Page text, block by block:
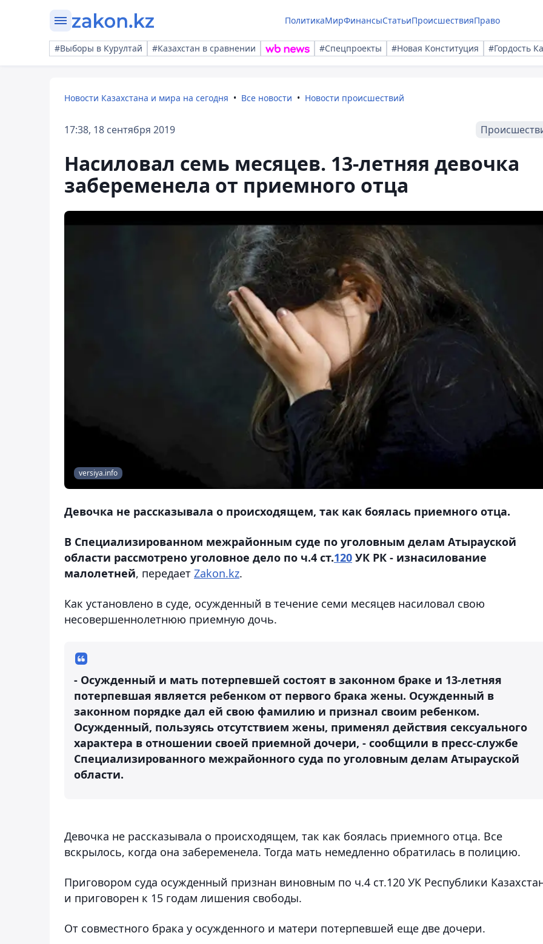
ПолитикаМирФинансыСтатьиПроисшествияПраво
#Выборы в Курултай #Казахстан в сравнении #Спецпроекты #Новая Конституция #Гордость
Новости Казахстана и мира на сегодня Все новости Новости происшествий
17:38, 18 сентября 2019
Насиловал семь месяцев. 13-летняя девочка
забеременела от приемного отца
versiya.info
Девочка не рассказывала о происходящем, так как боялась приемного отца.
В Специализированном межрайонным суде по уголовным делам Атырауской
области рассмотрено уголовное дело по ч.4 ст.120 УК РК - изнасилование
малолетней, передает Zakon.kz.
Как установлено в суде, осужденный в течение семи месяцев насиловал свою
несовершеннолетнюю приемную дочь.
- Осужденный и мать потерпевшей состоят в законном браке и 13-летняя
потерпевшая является ребенком от первого брака жены. Осужденный в
законном порядке дал ей свою фамилию и признал своим ребенком.
Осужденный, пользуясь отсутствием жены, применял действия сексуального
характера в отношении своей приемной дочери, - сообщили в пресс-службе
Специализированного межрайонного суда по уголовным делам Атырауской
области.
Девочка не рассказывала о происходящем, так как боялась приемного отца. Все
вскрылось, когда она забеременела. Тогда мать немедленно обратилась в полицию.
Приговором суда осужденный признан виновным по ч.4 ст.120 УК Республики
и приговорен к 15 годам лишения свободы.
От совместного брака у осужденного и матери потерпевшей еще две дочери.